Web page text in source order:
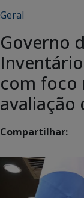
Geral
Governo
com foco
avaliação
Compartilhar: